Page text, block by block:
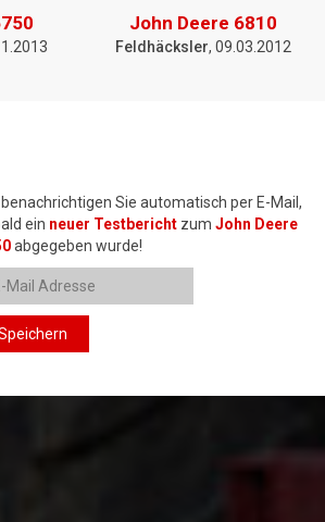
John Deere 6810
Feldhäcksler, 09.03.2012
benachrichtigen Sie automatisch per E-Mail,
ein neuer Testbericht zum John Deere
abgegeben wurde!